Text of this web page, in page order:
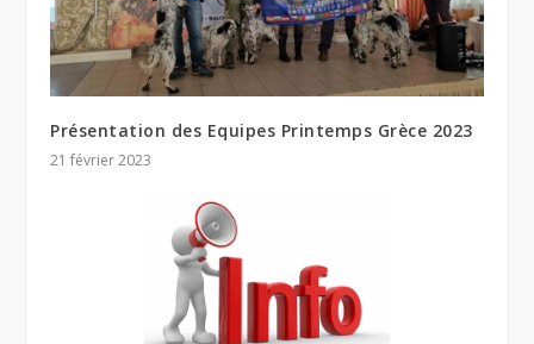
Présentation des Equipes Printemps Grèce 2023
21 février 2023